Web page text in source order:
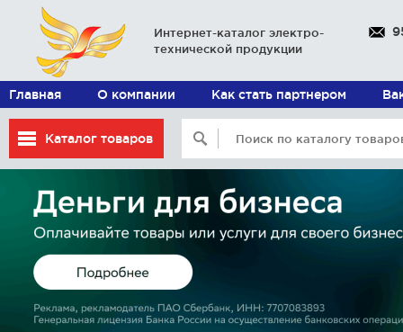
Интернет-каталог электро-
технической продукции
Главная О компании Как стать партнером
Каталог товаров